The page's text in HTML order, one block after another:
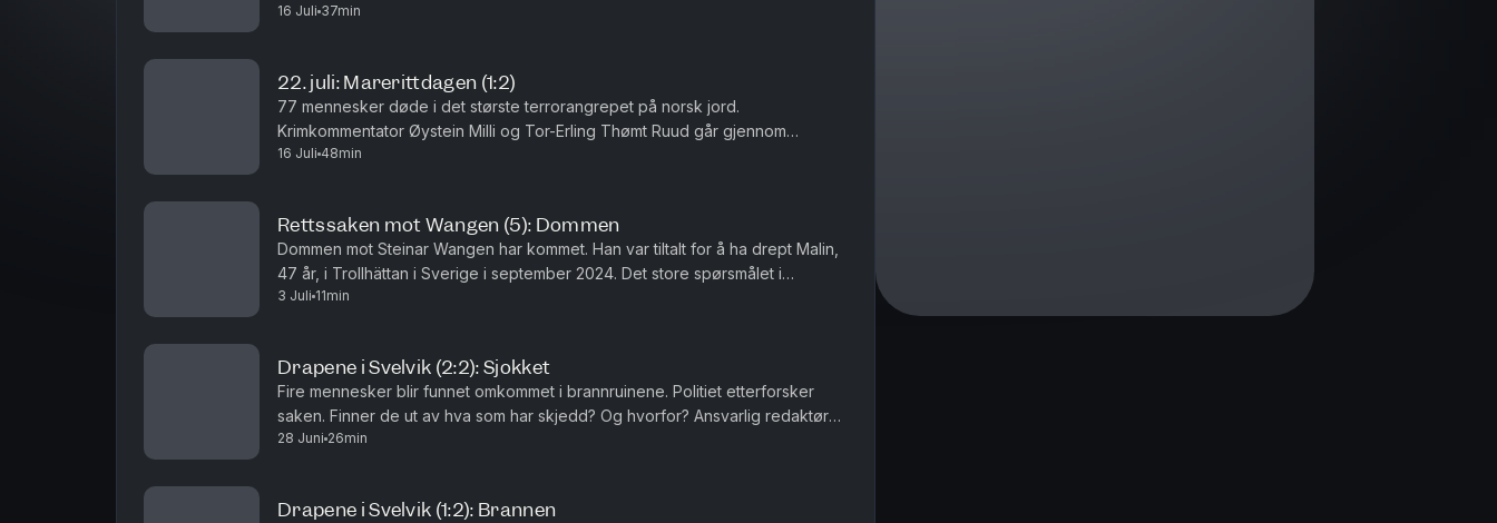
etterspillet av 22. juli i 2011. Ansvarlig redaktør Gard Steiro
16 Juli 37min
22. juli: Marerittdagen (1:2)
77 mennesker døde i det største terrorangrepet på norsk jord.
Krimkommentator Øystein Milli og Tor-Erling Thømt Ruud går gjennom
terrorhandlingene den 22. juli i 2011 som har preget Norge siden. Ansva...
16 Juli 48min
Rettssaken mot Wangen (5): Dommen
Dommen mot Steinar Wangen har kommet. Han var tiltalt for å ha drept Malin,
47 år, i Trollhättan i Sverige i september 2024. Det store spørsmålet i
rettssaken var om han brukte en pute. Tor-Erling Thø...
3 Juli 11min
Drapene i Svelvik (2:2): Sjokket
Fire mennesker blir funnet omkommet i brannruinene. Politiet etterforsker
saken. Finner de ut av hva som har skjedd? Og hvorfor? Ansvarlig redaktør
Gard Steiro
28 Juni 26min
Drapene i Svelvik (1:2): Brannen